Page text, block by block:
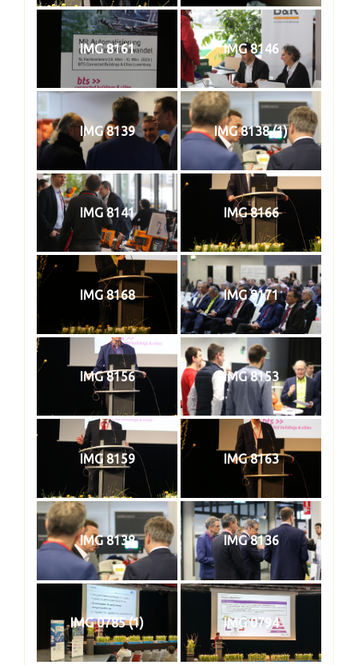
IMG 8161 IMG 8146
IMG 8139 IMG 8138 (1)
IMG 8141 IMG 8166
IMG 8168 IMG 8171
IMG 8156 IMG 8153
IMG 8159 IMG 8163
IMG 8138 IMG 8136
IMG 0785 (1) IMG 0794